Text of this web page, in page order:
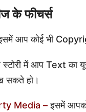
के फीचर्स
आप कोई भी
स्टोरी में आप Text का
सकते हो।
Media –इसमें